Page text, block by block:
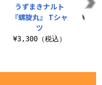
うずまきナルト
『螺旋丸』 Tシャ
ツ
¥3,300（税込）
九喇